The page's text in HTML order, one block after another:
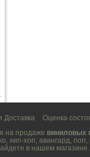
Доставка Оценка
на продаже виниловых
, хип-хоп, авангард, поп,
в нашем магазине.